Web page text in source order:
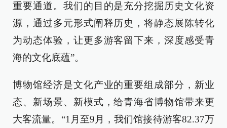
重要通道。我们的目的是充分挖掘历史文化资
源，通过多元形式阐释历史，将静态展陈转化
为动态体验，让更多游客留下来，深度感受青
海的文化底蕴”。
博物馆经济是文化产业的重要组成部分，新业
态、新场景、新模式，给青海省博物馆带来更
大客流量。“1月至9月，我们馆接待游客82.37万